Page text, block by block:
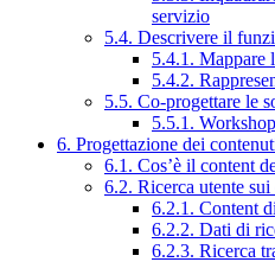
servizio
5.4. Descrivere il
5.4.1. Mappare
5.4.2.
5.5. Co-progettare le
5.5.1.
6. Progettazione dei
6.1. Cos’è il content
6.2. Ricerca utente
6.2.1. Content
6.2.2. Dati di
6.2.3. Ricerca